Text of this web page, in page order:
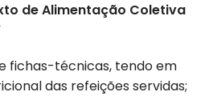
de Alimentação Coletiva
fichas-técnicas, tendo em
das refeições servidas;